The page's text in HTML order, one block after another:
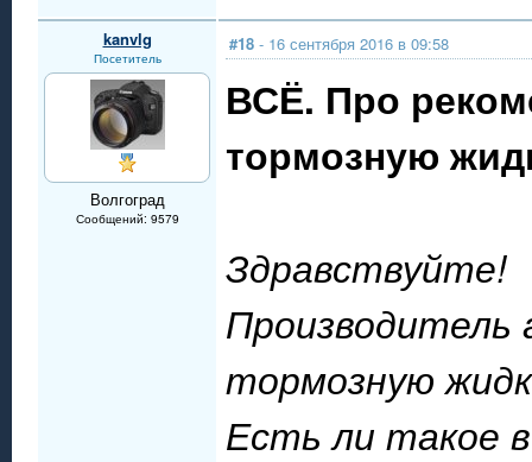
kanvlg
Посетитель
Волгоград
Сообщений: 9579
#18 - 16 сентября 2016 в 09:58
ВСЁ. Про
тормозную
Здравствуйте!
тормозную
Есть ли такое